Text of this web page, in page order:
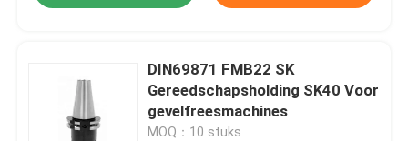
DIN69871 FMB22 SK
Gereedschapsholding SK40 Voor
gevelfreesmachines
MOQ：10 stuks